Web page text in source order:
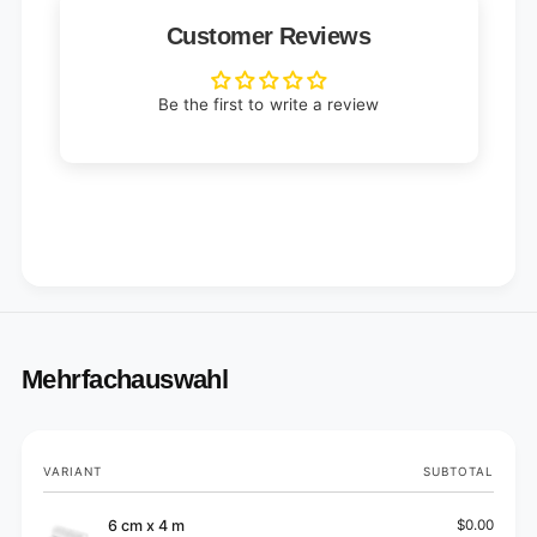
Customer Reviews
Be the first to write a review
Mehrfachauswahl
Your
cart
VARIANT SUBTOTAL
6 cm x 4 m $0.00